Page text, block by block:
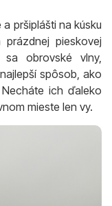
pršiplášti na kúsku
pieskovej
obrovské vlny,
spôsob, ako
ich ďaleko
mieste len vy.